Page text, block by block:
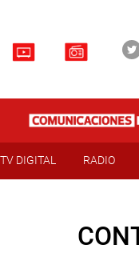
TV DIGITAL RADIO